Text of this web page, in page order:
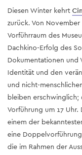
Diesen Winter kehrt
zurück. Von November
Vorführraum des
Dachkino-Erfolg des
Dokumentationen und
Identität und den
und nicht-
bleiben erschwinglich;
Vorführung um 17
einem der
eine
die im Rahmen der